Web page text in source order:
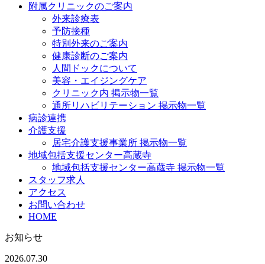
附属クリニックのご案内
外来診療表
予防接種
特別外来のご案内
健康診断のご案内
人間ドックについて
美容・エイジングケア
クリニック内 掲示物一覧
通所リハビリテーション 掲示物一覧
病診連携
介護支援
居宅介護支援事業所 掲示物一覧
地域包括支援センター高蔵寺
地域包括支援センター高蔵寺 掲示物一覧
スタッフ求人
アクセス
お問い合わせ
HOME
お知らせ
2026.07.30